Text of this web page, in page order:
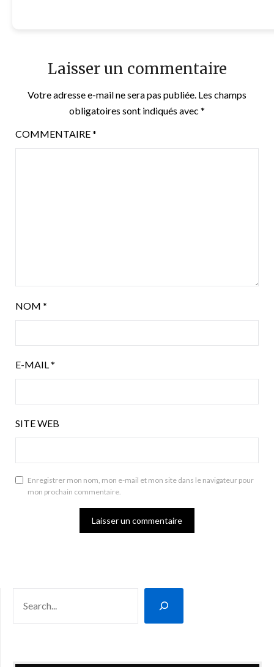
Laisser un commentaire
Votre adresse e-mail ne sera pas publiée. Les champs
obligatoires sont indiqués avec *
COMMENTAIRE*
NOM *
E-MAIL*
SITE WEB
Enregistrer mon nom, mon e-mail et mon site dans le navigateur pour
mon prochain commentaire.